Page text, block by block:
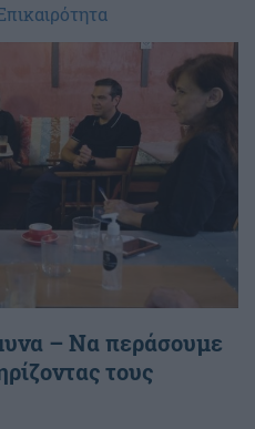
– Να περάσουμε
τους